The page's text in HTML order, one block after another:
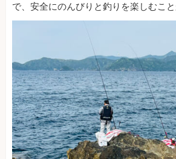
で、安全にのんびりと釣りを楽しむこと